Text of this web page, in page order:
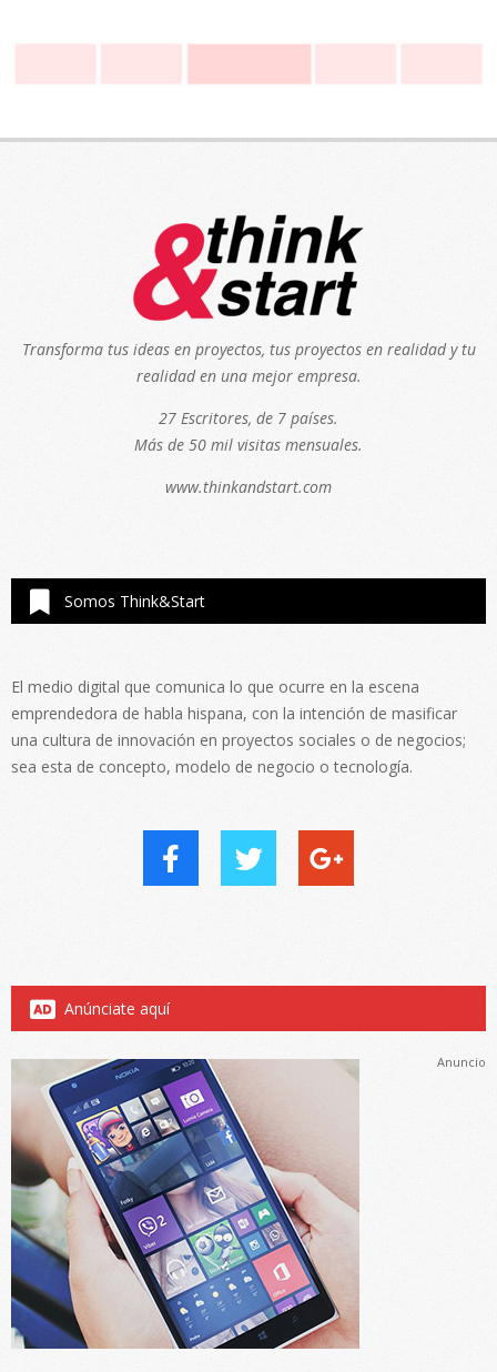
Transforma tus ideas en proyectos, tus proyectos en realidad y tu
realidad en una mejor empresa.
27 Escritores, de 7 países.
Más de 50 mil visitas mensuales.
www.thinkandstart.com
Somos Think&Start
El medio digital que comunica lo que ocurre en la escena
emprendedora de habla hispana, con la intención de masificar
una cultura de innovación en proyectos sociales o de negocios;
sea esta de concepto, modelo de negocio o tecnología.
Anúnciate aquí
Anuncio